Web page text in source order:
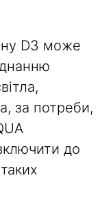
D3 може
за потреби,
до